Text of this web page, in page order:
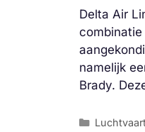
Delta Air
namelijk
Brady.